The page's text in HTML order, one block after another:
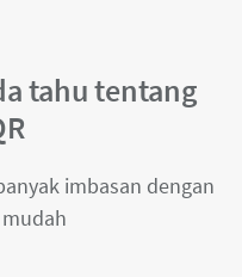
tahu tentang
imbasan dengan